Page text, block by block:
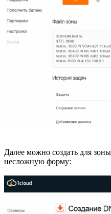
Далее можно создать для
несложную форму: